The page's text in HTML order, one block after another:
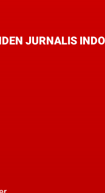
JURNALIS